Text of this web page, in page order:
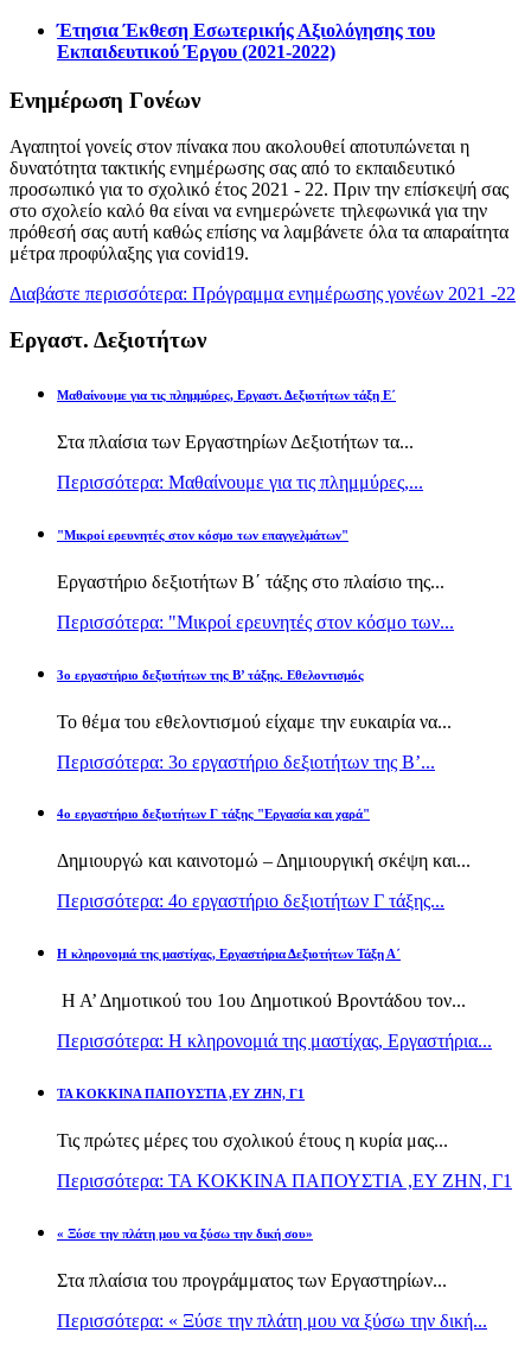
Έτησια Έκθεση Εσωτερικής Αξιολόγησης του
Εκπαιδευτικού Έργου (2021-2022)
Ενημέρωση Γονέων
Αγαπητοί γονείς στον πίνακα που ακολουθεί αποτυπώνεται η
δυνατότητα τακτικής ενημέρωσης σας από το εκπαιδευτικό
προσωπικό για το σχολικό έτος 2021 - 22. Πριν την επίσκεψή σας
στο σχολείο καλό θα είναι να ενημερώνετε τηλεφωνικά για την
πρόθεσή σας αυτή καθώς επίσης να λαμβάνετε όλα τα απαραίτητα
μέτρα προφύλαξης για covid19.
Διαβάστε περισσότερα: Πρόγραμμα ενημέρωσης γονέων 2021 -22
Εργαστ. Δεξιοτήτων
Μαθαίνουμε για τις πλημμύρες, Εργαστ. Δεξιοτήτων τάξη Ε΄
Στα πλαίσια των Εργαστηρίων Δεξιοτήτων τα...
Περισσότερα: Μαθαίνουμε για τις πλημμύρες,...
"Μικροί ερευνητές στον κόσμο των επαγγελμάτων"
Εργαστήριο δεξιοτήτων Β΄ τάξης στο πλαίσιο της...
Περισσότερα: "Μικροί ερευνητές στον κόσμο των...
3ο εργαστήριο δεξιοτήτων της Β’ τάξης. Εθελοντισμός
Το θέμα του εθελοντισμού είχαμε την ευκαιρία να...
Περισσότερα: 3ο εργαστήριο δεξιοτήτων της Β’...
4ο εργαστήριο δεξιοτήτων Γ τάξης "Εργασία και χαρά"
Δημιουργώ και καινοτομώ – Δημιουργική σκέψη και...
Περισσότερα: 4ο εργαστήριο δεξιοτήτων Γ τάξης...
H κληρονομιά της μαστίχας, Εργαστήρια Δεξιοτήτων Τάξη Α΄
Η Α’ Δημοτικού του 1ου Δημοτικού Βροντάδου τον...
Περισσότερα: H κληρονομιά της μαστίχας, Εργαστήρια...
TA KOKKINA ΠΑΠΟΥΣΤΙΑ ,ΕΥ ΖΗΝ, Γ1
Τις πρώτες μέρες του σχολικού έτους η κυρία μας...
Περισσότερα: TA KOKKINA ΠΑΠΟΥΣΤΙΑ ,ΕΥ ΖΗΝ, Γ1
« Ξύσε την πλάτη μου να ξύσω την δική σου»
Στα πλαίσια του προγράμματος των Εργαστηρίων...
Περισσότερα: « Ξύσε την πλάτη μου να ξύσω την δική...